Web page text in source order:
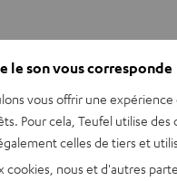
le son vous corresponde
vous offrir une
Pour cela, Teufel utilise
celles de tiers et
cookies, nous et d'autres